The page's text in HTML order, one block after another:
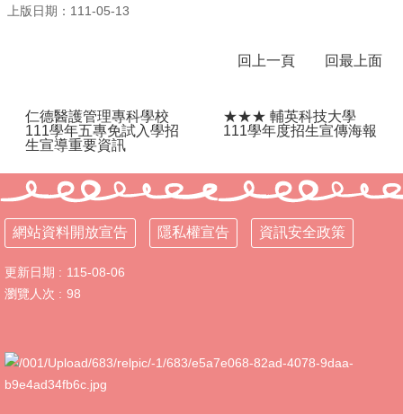
總
115
學
年
度
生
總
量
管
115
年
上版日期：111-05-13
回上一頁 回最上面
仁德醫護管理專科學校
111學年五專免試入學招
生宣導重要資訊
★★★ 輔英科技大學
111學年度招生宣傳海報
網站資料開放宣告 隱私權宣告 資訊安全政策
更新日期
115-08-06
瀏覽人次
98